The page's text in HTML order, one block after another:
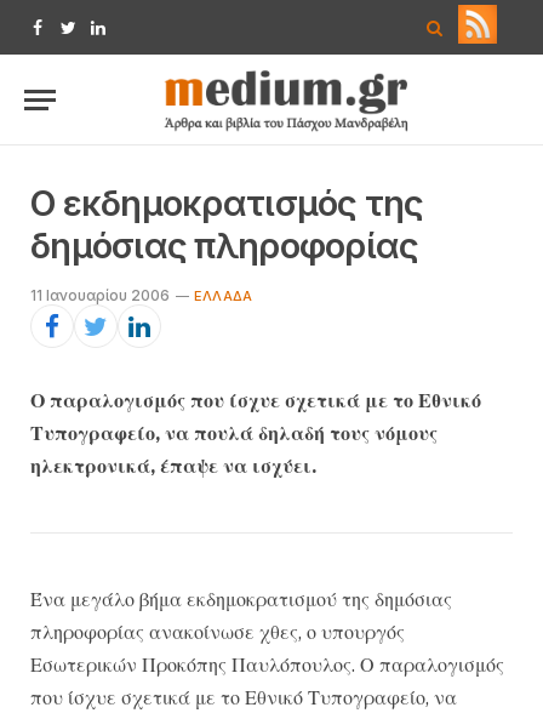
Facebook
TwitterLinkedIn
Ο εκδημοκρατισμός της
δημόσιας πληροφορίας
11 Ιανουαρίου 2006 ΕΛΛΆΔΑ
Ο παραλογισμός που ίσχυε σχετικά με το Εθνικό
Τυπογραφείο, να πουλά δηλαδή τους νόμους
ηλεκτρονικά, έπαψε να ισχύει.
Ένα μεγάλο βήμα εκδημοκρατισμού της δημόσιας
πληροφορίας ανακοίνωσε χθες, ο υπουργός
Εσωτερικών Προκόπης Παυλόπουλος. Ο παραλογισμός
που ίσχυε σχετικά με το Εθνικό Τυπογραφείο, να